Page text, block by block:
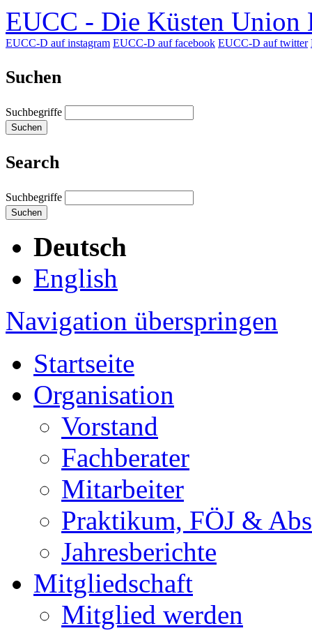
EUCC - Die Küsten Union
EUCC-D auf instagram EUCC-D auf facebook EUCC-D auf twitter
Suchen
Suchbegriffe
Suchen
Search
Suchbegriffe
Suchen
Deutsch
English
Navigation überspringen
Startseite
Organisation
Vorstand
Fachberater
Mitarbeiter
Praktikum, FÖJ &
Jahresberichte
Mitgliedschaft
Mitglied werden